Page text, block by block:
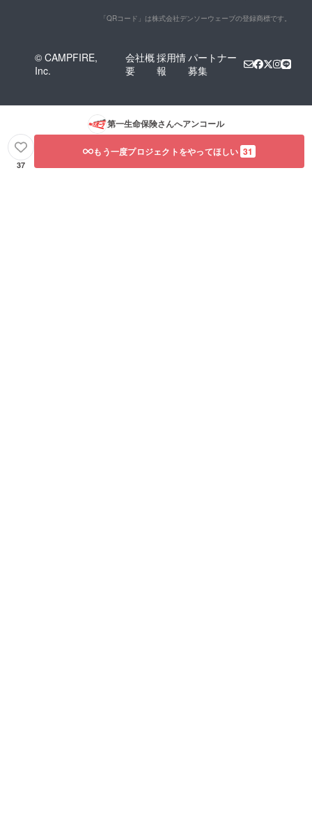
「QRコード」は株式会社デンソーウェーブの登録商標です。
© CAMPFIRE,
Inc.
会社概
要
採用情
報
パートナー
募集
第一生命保険さんへアンコール
37
もう一度プロジェクトをやってほしい 31